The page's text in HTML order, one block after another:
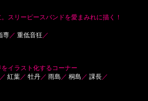
スリーピースバンドを愛まみれに描く！
専／ 重低音狂 ／
イラスト化するコーナー
／ 紅葉／ 牡丹／ 雨島 ／ 桐島 ／ 課長／